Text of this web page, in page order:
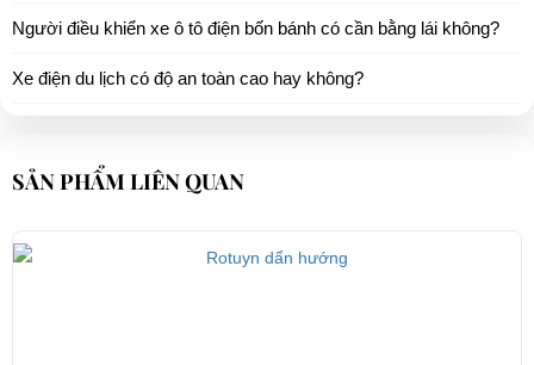
Người điều khiển xe ô tô điện bốn bánh có cần bằng lái không?
Xe điện du lịch có độ an toàn cao hay không?
SẢN PHẨM LIÊN QUAN